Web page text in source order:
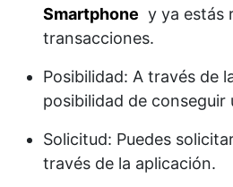
Smartphone y ya estás
transacciones.
Posibilidad: A través de
posibilidad de conseguir
Solicitud: Puedes
través de la aplicación.